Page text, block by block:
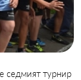
седмият турнир